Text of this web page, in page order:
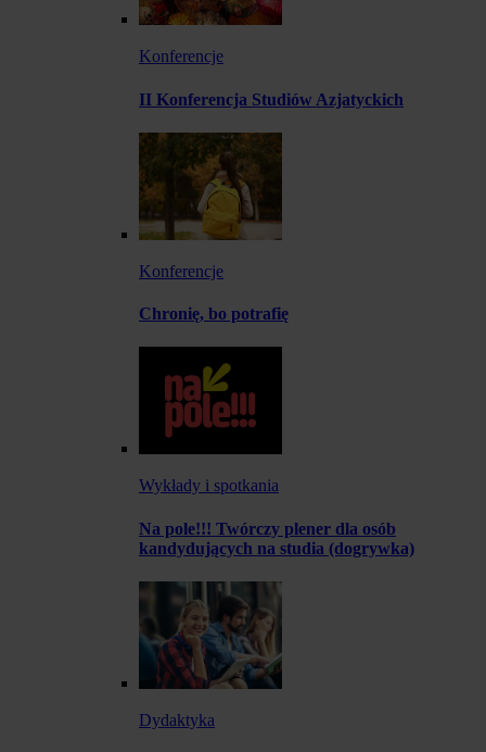
Konferencje
II Konferencja Studiów Azjatyckich
Konferencje
Chronię, bo potrafię
Wykłady i spotkania
Na pole!!! Twórczy plener dla osób
kandydujących na studia (dogrywka)
Dydaktyka